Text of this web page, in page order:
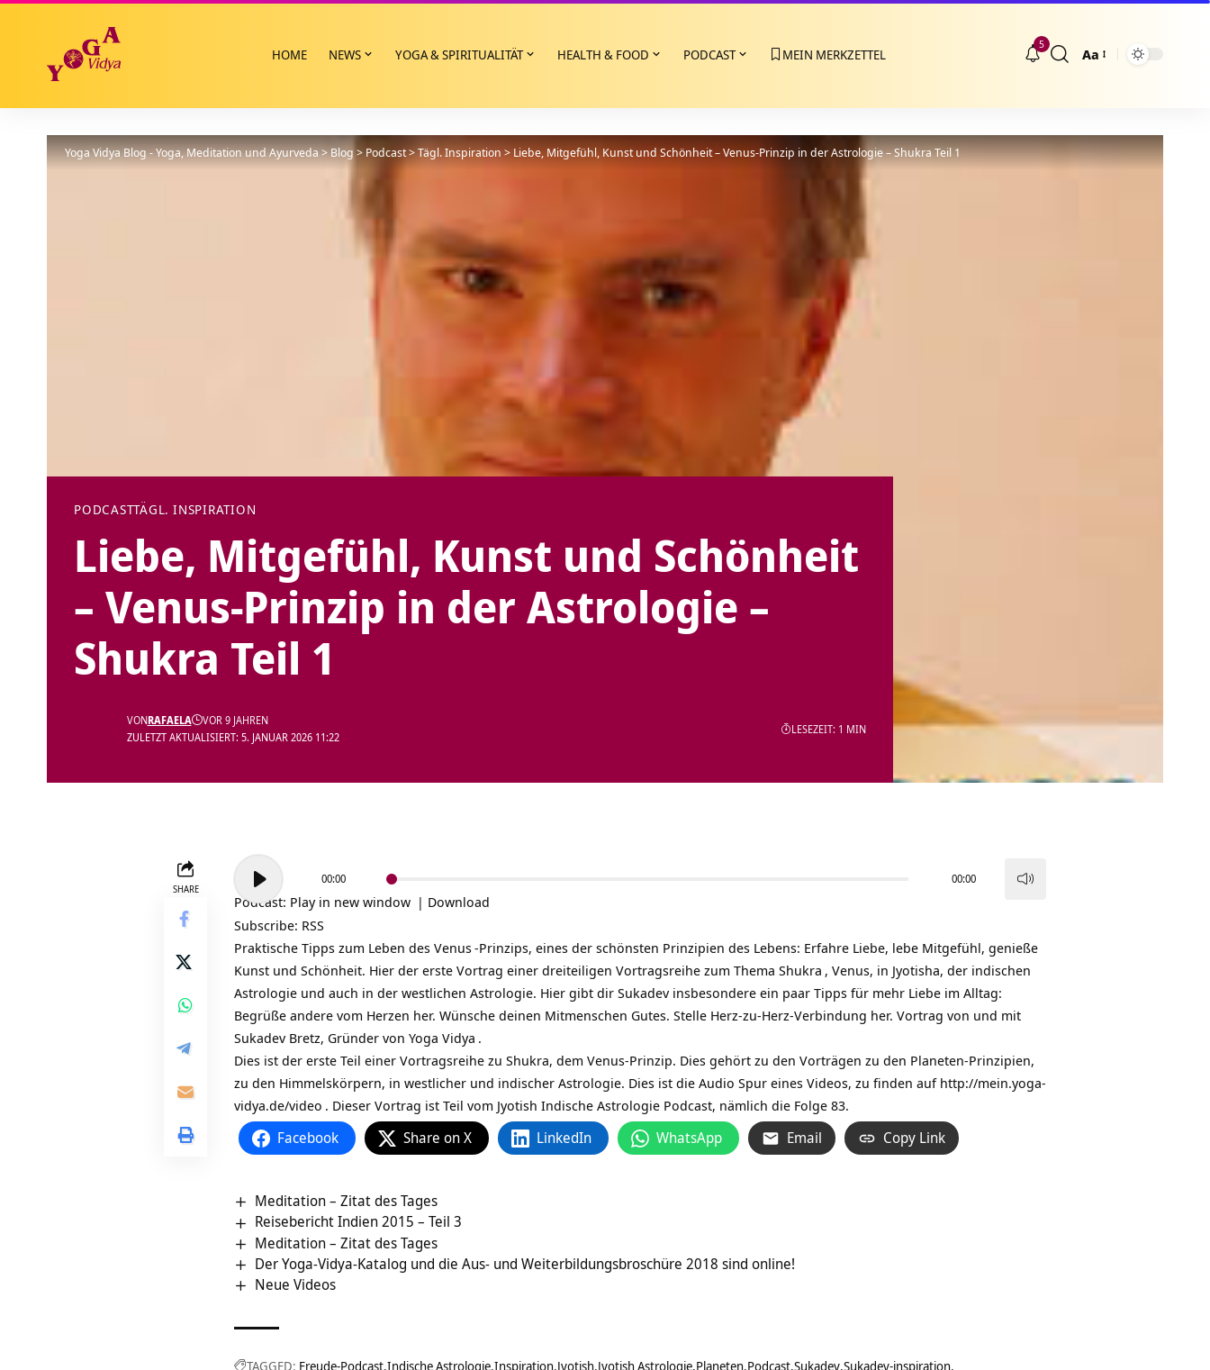
HOME NEWS YOGA & SPIRITUALITÄT HEALTH & FOOD PODCAST MEIN MERKZETTEL
5
Größenänderung
Aa
Yoga Vidya Blog - Yoga, Meditation und Ayurveda>Blog >Podcast>Tägl. Inspiration>Liebe, Mitgefühl, Kunst und Schönheit – Venus-Prinzip in der Astrologie – Shukra Teil 1
PODCASTTÄGL. INSPIRATION
Liebe, Mitgefühl, Kunst und Schönheit
– Venus-Prinzip in der Astrologie –
Shukra Teil 1
ZULETZT AKTUALISIERT: 5. JANUAR 2026 11:22
VONRAFAELA VOR 9 JAHREN
LESEZEIT: 1 MIN
SHARE
Audio-
Player
00:00 00:00
Podcast: Play in new window | Download
Subscribe: RSS
Praktische Tipps zum Leben des Venus-Prinzips, eines der schönsten Prinzipien des Lebens: Erfahre Liebe, lebe Mitgefühl, genieße
Kunst und Schönheit. Hier der erste Vortrag einer dreiteiligen Vortragsreihe zum Thema Shukra , Venus, in Jyotisha, der indischen
Astrologie und auch in der westlichen Astrologie. Hier gibt dir Sukadev insbesondere ein paar Tipps für mehr Liebe im Alltag:
Begrüße andere vom Herzen her. Wünsche deinen Mitmenschen Gutes. Stelle Herz-zu-Herz-Verbindung her. Vortrag von und mit
Sukadev Bretz, Gründer von Yoga Vidya .
Dies ist der erste Teil einer Vortragsreihe zu Shukra, dem Venus-Prinzip. Dies gehört zu den Vorträgen zu den Planeten-Prinzipien,
zu den Himmelskörpern, in westlicher und indischer Astrologie. Dies ist die Audio Spur eines Videos, zu finden auf http://mein.yoga-
vidya.de/video . Dieser Vortrag ist Teil vom Jyotish Indische Astrologie Podcast, nämlich die Folge 83.
Facebook Share on X LinkedIn WhatsApp Email Copy Link
Meditation – Zitat des Tages
Reisebericht Indien 2015 – Teil 3
Meditation – Zitat des Tages
Der Yoga-Vidya-Katalog und die Aus- und Weiterbildungsbroschüre 2018 sind online!
Neue Videos
TAGGED: Freude-Podcast Indische Astrologie Inspiration Jyotish Jyotish Astrologie Planeten Podcast Sukadev Sukadev-inspiration